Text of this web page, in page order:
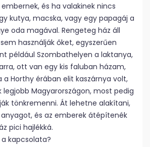
és ha valakinek nincs
kutya, macska, vagy egy papagáj a
oda magával. Rengeteg ház áll
használják őket, egyszerűen
például Szombathelyen a laktanya,
ott van egy kis faluban házam,
a Horthy érában elit kaszárnya volt,
legjobb Magyarországon, most pedig
tönkremenni. Át lehetne alakítani,
és az emberek átépítenék
pici hajlékká.
kapcsolata?